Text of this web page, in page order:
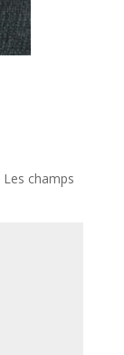
Les champs